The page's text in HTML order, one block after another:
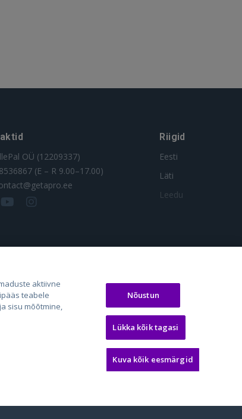
OÜ (12209337)
(E – R 9.00–17.00)
Riigid
Eesti
Läti
Leedu
Osta.ee
KuldneBörs.ee
aktiivne
teabele
sisu mõõtmine,
Nõustun
Lükka kõik tagasi
Kuva kõik eesmärgid